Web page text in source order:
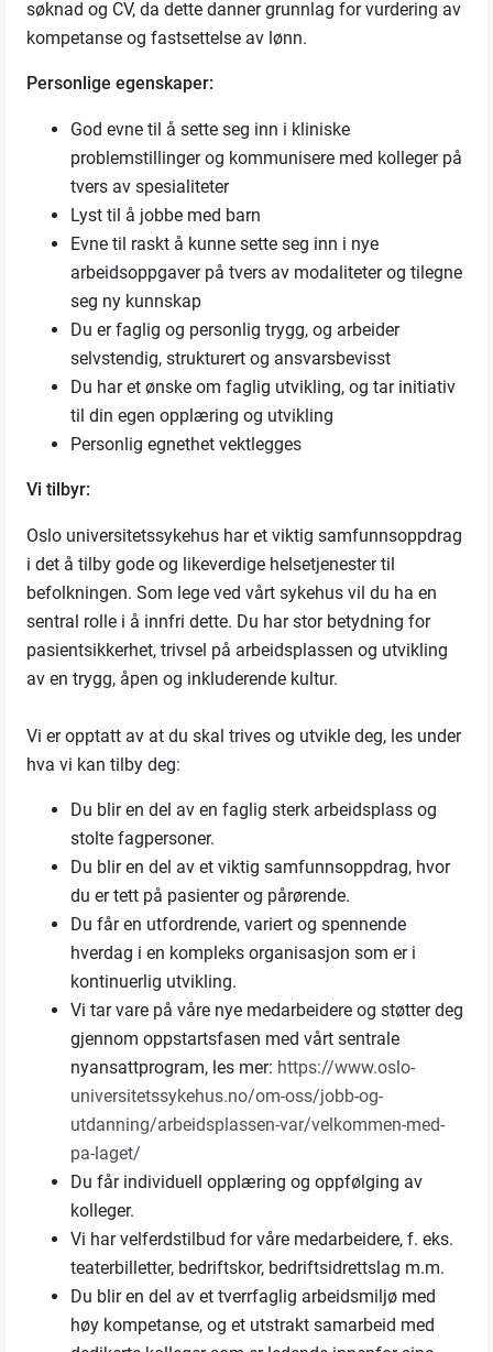
søknad og CV, da dette danner grunnlag for vurdering av
kompetanse og fastsettelse av lønn.
Personlige egenskaper:
God evne til å sette seg inn i kliniske
problemstillinger og kommunisere med kolleger på
tvers av spesialiteter
Lyst til å jobbe med barn
Evne til raskt å kunne sette seg inn i nye
arbeidsoppgaver på tvers av modaliteter og tilegne
seg ny kunnskap
Du er faglig og personlig trygg, og arbeider
selvstendig, strukturert og ansvarsbevisst
Du har et ønske om faglig utvikling, og tar initiativ
til din egen opplæring og utvikling
Personlig egnethet vektlegges
Vi tilbyr:
Oslo universitetssykehus har et viktig samfunnsoppdrag
i det å tilby gode og likeverdige helsetjenester til
befolkningen. Som lege ved vårt sykehus vil du ha en
sentral rolle i å innfri dette. Du har stor betydning for
pasientsikkerhet, trivsel på arbeidsplassen og utvikling
av en trygg, åpen og inkluderende kultur.
Vi er opptatt av at du skal trives og utvikle deg, les under
hva vi kan tilby deg:
Du blir en del av en faglig sterk arbeidsplass og
stolte fagpersoner.
Du blir en del av et viktig samfunnsoppdrag, hvor
du er tett på pasienter og pårørende.
Du får en utfordrende, variert og spennende
hverdag i en kompleks organisasjon som er i
kontinuerlig utvikling.
Vi tar vare på våre nye medarbeidere og støtter deg
gjennom oppstartsfasen med vårt sentrale
nyansattprogram, les mer: https://www.oslo-
universitetssykehus.no/om-oss/jobb-og-
utdanning/arbeidsplassen-var/velkommen-med-
pa-laget/
Du får individuell opplæring og oppfølging av
kolleger.
Vi har velferdstilbud for våre medarbeidere, f. eks.
teaterbilletter, bedriftskor, bedriftsidrettslag m.m.
Du blir en del av et tverrfaglig arbeidsmiljø med
høy kompetanse, og et utstrakt samarbeid med